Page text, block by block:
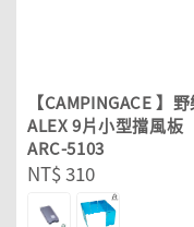
【CAMPINGACE 】
ALEX 9片小型擋風板
ARC-5103
Regular
price
NT$ 310